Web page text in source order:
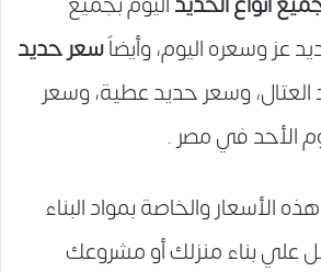
عز وسعره اليوم، وأيضاًسعر حديد
وسعر حديد عطية، وسعر
الأحد في مصر .
الأسعار والخاصة بمواد البناء
علي بناء منزلك أو مشروعك